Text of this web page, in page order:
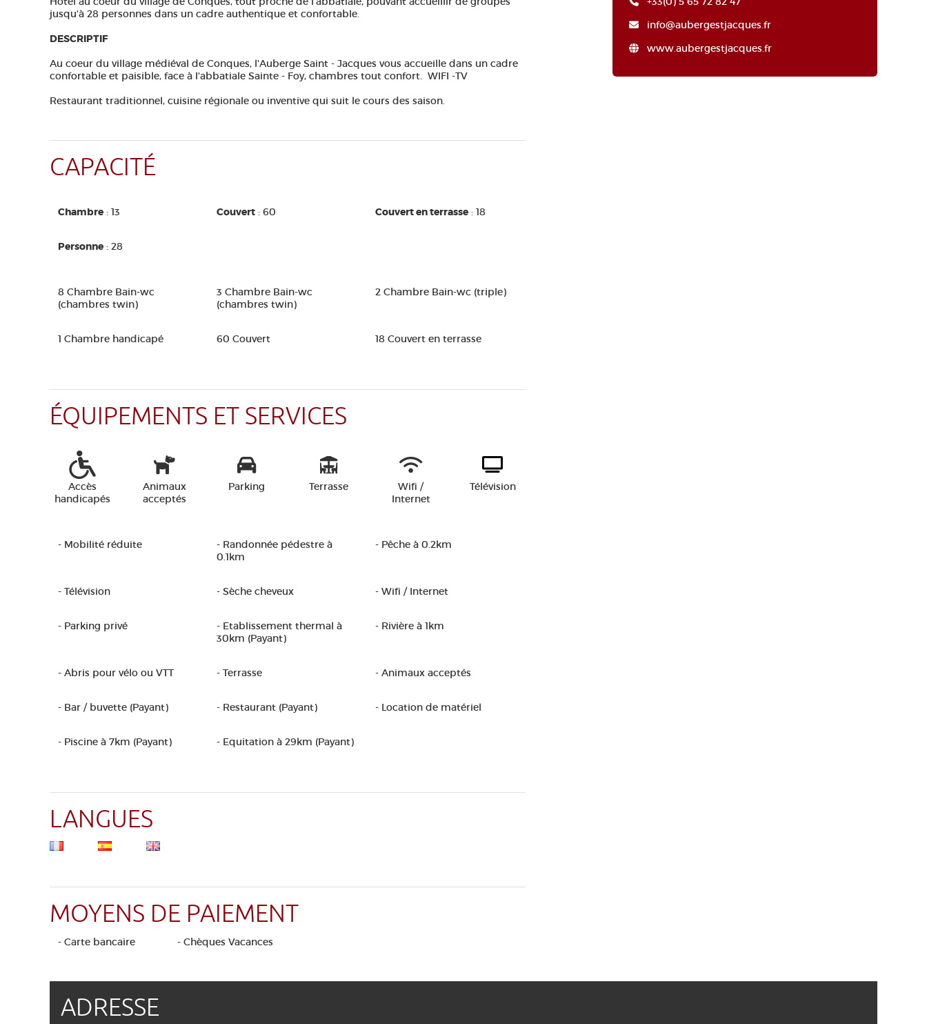
jusqu'à 28 personnes dans un cadre authentique et confortable.
DESCRIPTIF
Au coeur du village médiéval de Conques, l'Auberge Saint - Jacques vous accueille dans un cadre
confortable et paisible, face à l'abbatiale Sainte - Foy, chambres tout confort. WIFI -TV
Restaurant traditionnel, cuisine régionale ou inventive qui suit le cours des saison.
CAPACITÉ
Chambre : 13 Couvert : 60 Couvert en terrasse : 18
Personne : 28
8 Chambre Bain-wc
(chambres twin)
3 Chambre Bain-wc
(chambres twin)
2 Chambre Bain-wc (triple)
1 Chambre handicapé 60 Couvert 18 Couvert en terrasse
ÉQUIPEMENTS ET SERVICES
Accès
handicapés
Animaux
acceptés
Parking Terrasse
Wifi /
Internet
Télévision
- Mobilité réduite
- Randonnée pédestre à
0.1km
- Pêche à 0.2km
- Télévision - Sèche cheveux - Wifi / Internet
- Parking privé
- Etablissement thermal à
30km (Payant)
- Rivière à 1km
- Abris pour vélo ou VTT - Terrasse - Animaux acceptés
- Bar / buvette (Payant) - Restaurant (Payant) - Location de matériel
- Piscine à 7km (Payant) - Equitation à 29km (Payant)
LANGUES
MOYENS DE PAIEMENT
- Carte bancaire - Chèques Vacances
info@aubergestjacques.fr
www.aubergestjacques.fr
ADRESSE